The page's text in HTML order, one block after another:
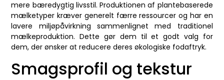
mere bæredygtig livsstil. Produktionen af plantebaserede
mælketyper kræver generelt færre ressourcer og har en
lavere miljøpåvirkning sammenlignet med traditionel
mælkeproduktion. Dette gør dem til et godt valg for
dem, der ønsker at reducere deres økologiske fodaftryk.
Smagsprofil og tekstur